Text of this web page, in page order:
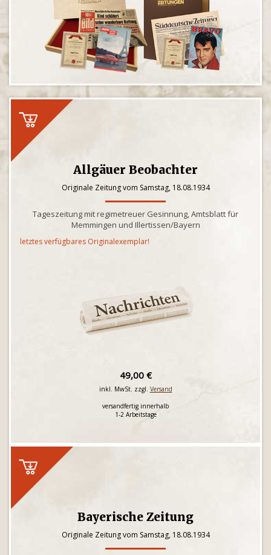
Allgäuer Beobachter
Originale Zeitung vom Samstag, 18.08.1934
Tageszeitung mit regimetreuer Gesinnung, Amtsblatt für
Memmingen und Illertissen/Bayern
letztes verfügbares Originalexemplar!
49,00 €
inkl. MwSt. zzgl. Versand
versandfertig innerhalb
1-2 Arbeitstage
Bayerische Zeitung
Originale Zeitung vom Samstag, 18.08.1934